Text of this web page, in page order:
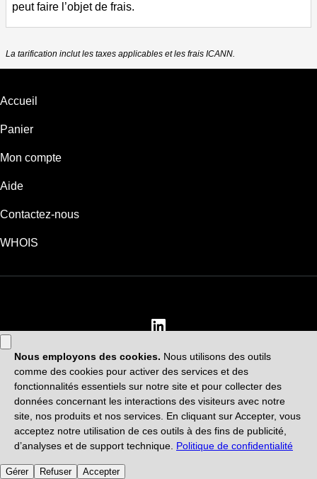
peut faire l’objet de frais.
La tarification inclut les taxes applicables et les frais ICANN.
Accueil
Panier
Mon compte
Aide
Contactez-nous
WHOIS
Ce site est régi par des conditions d’utilisation expresses. En utilisant ce
site, vous signifiez que vous acceptez d’être lié à ces Conditions
universelles d'utilisation
Accords et politiques
Politique de confidentialité